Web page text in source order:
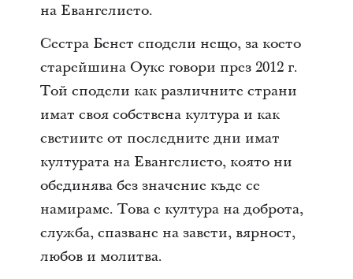
на Евангелието.
Сестра Бенет сподели нещо, за което
старейшина Оукс говори през 2012 г.
Той сподели как различните страни
имат своя собствена култура и как
светиите от последните дни имат
културата на Евангелието, която ни
обединява без значение къде се
намираме. Това е култура на доброта,
служба, спазване на завети, вярност,
любов и молитва.